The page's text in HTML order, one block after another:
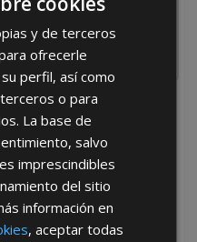
Política de Privacidad
y de terceros
ofrecerle
perfil, así como
o para
La base de
salvo
imprescindibles
del sitio
información en
, aceptar todas